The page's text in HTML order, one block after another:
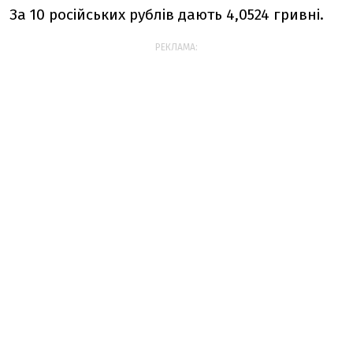
За 10 російських рублів дають 4,0524 гривні.
РЕКЛАМА: